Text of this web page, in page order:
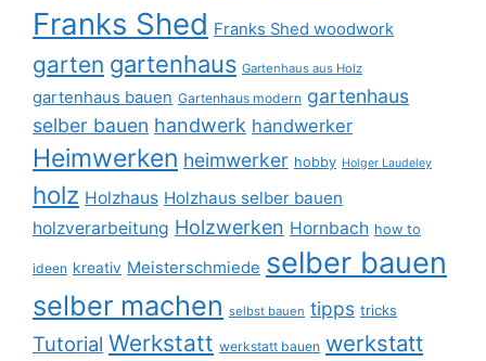
Franks Shed Franks Shed woodwork
garten gartenhaus Gartenhaus aus Holz
gartenhaus bauen Gartenhaus modern gartenhaus
selber bauen handwerk handwerker
Heimwerken heimwerker hobby Holger Laudeley
holz Holzhaus Holzhaus selber bauen
holzverarbeitung Holzwerken Hornbach how to
ideen kreativ Meisterschmiede selber bauen
selber machen selbst bauen tipps tricks
Tutorial Werkstatt werkstatt bauen werkstatt